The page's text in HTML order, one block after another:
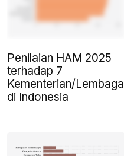
Penilaian HAM 2025
terhadap 7
Kementerian/Lembaga
di Indonesia